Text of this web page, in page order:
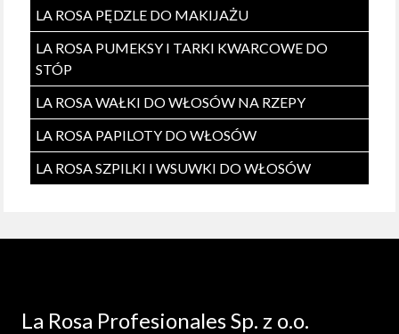
LA ROSA PĘDZLE DO MAKIJAŻU
LA ROSA PUMEKSY I TARKI KWARCOWE DO
STÓP
LA ROSA WAŁKI DO WŁOSÓW NA RZEPY
LA ROSA PAPILOTY DO WŁOSÓW
LA ROSA SZPILKI I WSUWKI DO WŁOSÓW
La Rosa Profesionales Sp. z o.o.